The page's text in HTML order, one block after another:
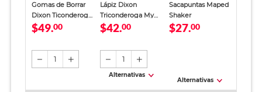
Gomas de Borrar
Dixon Ticonderoga
Amarillo 2 piezas
$49.00
1
Lápiz Dixon
Triconderoga My
First 3 piezas
$42.00
1
Alternativas
Sacapuntas Maped
Shaker
$27.00
Alternativas